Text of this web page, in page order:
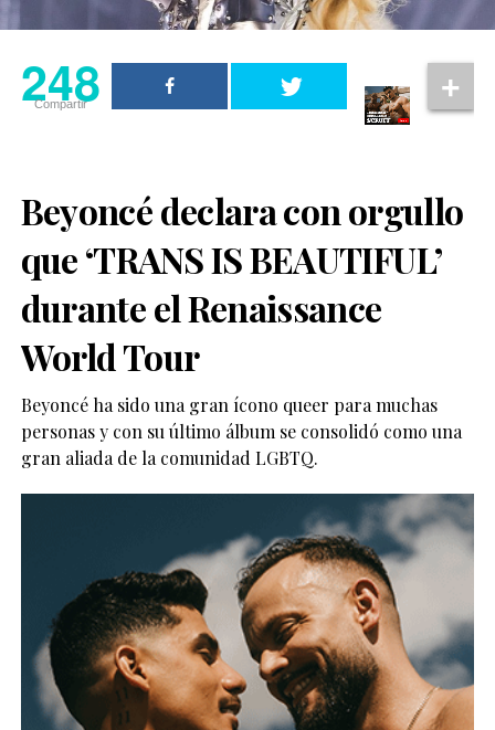
248
Compartir
Beyoncé declara con orgullo
que ‘TRANS IS BEAUTIFUL’
durante el Renaissance
World Tour
Beyoncé ha sido una gran ícono queer para muchas
personas y con su último álbum se consolidó como una
gran aliada de la comunidad LGBTQ.